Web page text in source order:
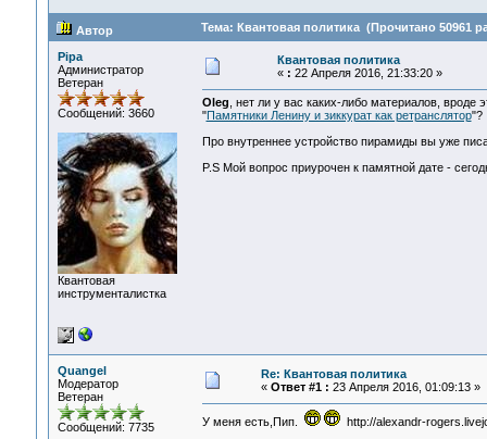
Автор Тема: Квантовая политика (Прочитано 50961
Pipa
Администратор
Ветеран
Сообщений: 3660
Квантовая
инструменталистка
Квантовая политика
« : 22 Апреля 2016, 21:33:20 »
Oleg , нет ли у вас каких-либо материалов, вроде
"Памятники Ленину и зиккурат как ретранслятор"?
Про внутреннее устройство пирамиды вы уже
P.S Мой вопрос приурочен к памятной дате -
Quangel
Модератор
Ветеран
Сообщений: 7735
Re: Квантовая политика
« Ответ #1 : 23 Апреля 2016, 01:09:13 »
У меня есть,Пип. http://alexandr-